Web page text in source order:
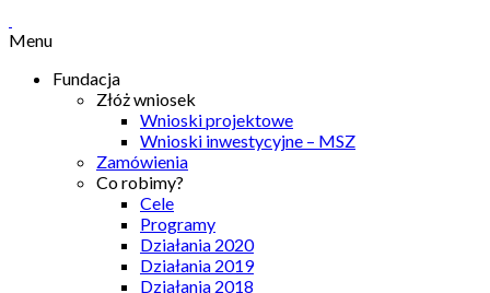
Menu
Fundacja
Złóż wniosek
Wnioski projektowe
Wnioski inwestycyjne – MSZ
Zamówienia
Co robimy?
Cele
Programy
Działania 2020
Działania 2019
Działania 2018